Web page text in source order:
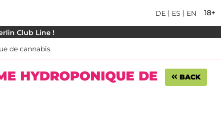
18+
DE | ES | EN
Club Line !
de cannabis
BACK
HYDROPONIQUE DE